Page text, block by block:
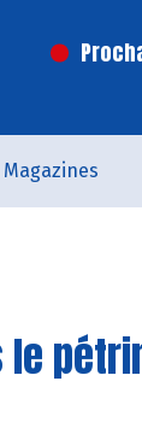
Magazines
le